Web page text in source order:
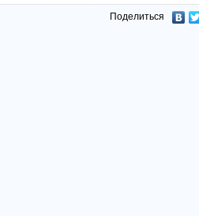
Поделиться